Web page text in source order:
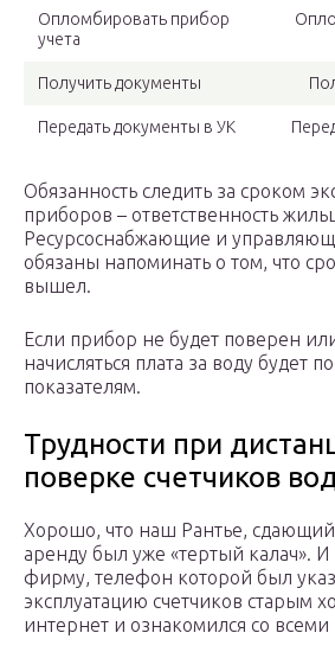
Опломбировать прибор
учета
Получить документы
Передать документы в УК
Обязанность следить за сроком
приборов – ответственность
Ресурсоснабжающие и
обязаны напоминать о том, что
вышел.
Если прибор не будет поверен
начисляться плата за воду будет
показателям.
Трудности при
поверке счетчиков
Хорошо, что наш Рантье, сдающий
аренду был уже «тертый калач».
фирму, телефон которой был
эксплуатацию счетчиков старым
интернет и ознакомился со